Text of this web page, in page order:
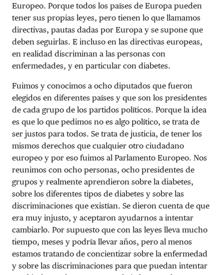
Europeo. Porque todos los países de Europa pueden
tener sus propias leyes, pero tienen lo que llamamos
directivas, pautas dadas por Europa y se supone que
deben seguirlas. E incluso en las directivas europeas,
en realidad discriminan a las personas con
enfermedades, y en particular con diabetes.
Fuimos y conocimos a ocho diputados que fueron
elegidos en diferentes países y que son los presidentes
de cada grupo de los partidos políticos. Porque la idea
es que lo que pedimos no es algo político, se trata de
ser justos para todos. Se trata de justicia, de tener los
mismos derechos que cualquier otro ciudadano
europeo y por eso fuimos al Parlamento Europeo. Nos
reunimos con ocho personas, ocho presidentes de
grupos y realmente aprendieron sobre la diabetes,
sobre los diferentes tipos de diabetes y sobre las
discriminaciones que existían. Se dieron cuenta de que
era muy injusto, y aceptaron ayudarnos a intentar
cambiarlo. Por supuesto que con las leyes lleva mucho
tiempo, meses y podría llevar años, pero al menos
estamos tratando de concientizar sobre la enfermedad
y sobre las discriminaciones para que puedan intentar